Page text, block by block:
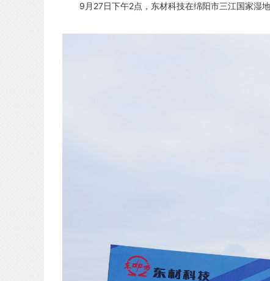
9月27日下午2点，东材科技在绵阳市三江国家湿地